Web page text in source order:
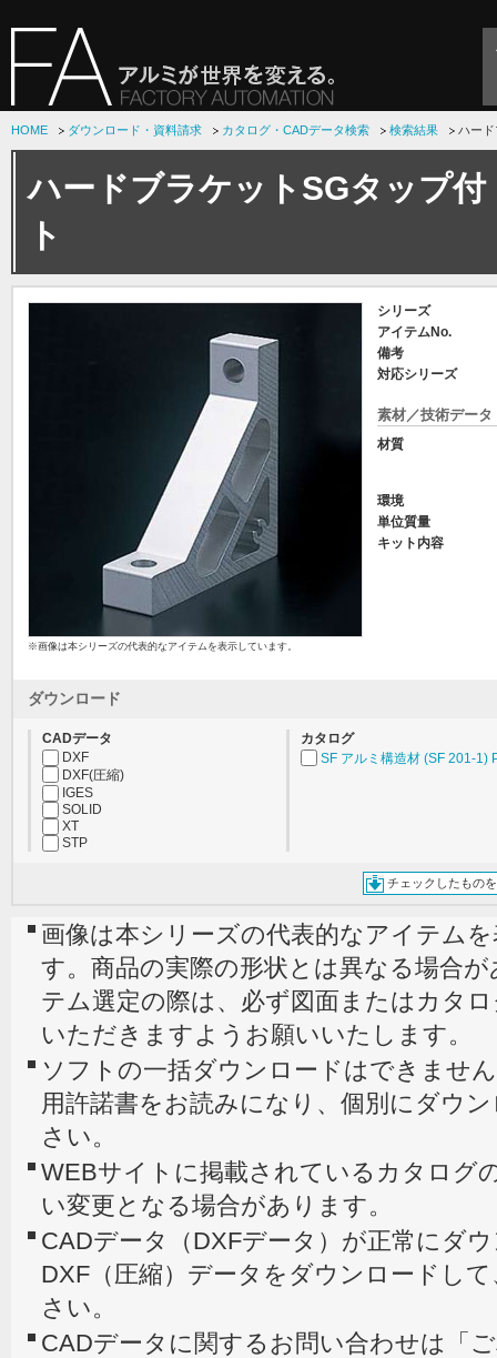
HOME ダウンロード・資料請求 カタログ・CADデータ検索 検索結果 ハー
ハードブラケットSGタップ
ト
※画像は本シリーズの代表的なアイテムを表示しています。
シリーズ
アイテムNo.
備考
対応シリーズ
素材／技術データ
材質
環境
単位質量
キット内容
ダウンロード
CADデータ
DXF
DXF(圧縮)
IGES
SOLID
XT
STP
カタログ
SF アルミ構造材 (SF 201-1)
チェックしたもの
画像は本シリーズの代表的なアイテム
す。商品の実際の形状とは異なる場合
テム選定の際は、必ず図面またはカタ
いただきますようお願いいたします。
ソフトの一括ダウンロードはできませ
用許諾書をお読みになり、個別にダウ
さい。
WEBサイトに掲載されているカタログ
い変更となる場合があります。
CADデータ（DXFデータ）が正常にダ
DXF（圧縮）データをダウンロードし
さい。
CADデータに関するお問い合わせは「